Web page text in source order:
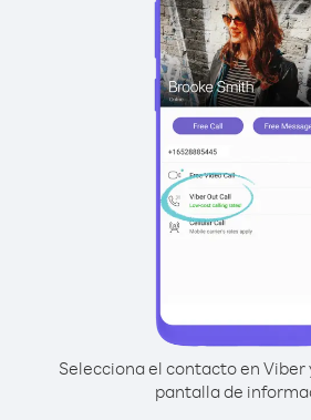
Selecciona el contacto en Viber
pantalla de